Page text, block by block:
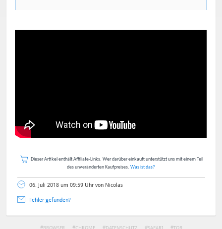
Dieser Artikel enthält Affiliate-Links. Wer darüber einkauft unterstützt uns mit einem Teil
des unveränderten Kaufpreises. Was ist das?
06. Juli 2018 um 09:59 Uhr von Nicolas
Fehler gefunden?